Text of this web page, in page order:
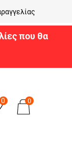
που θα
0 0